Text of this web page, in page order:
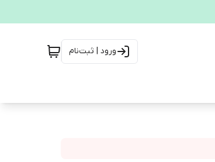
ورود | ثبت‌نام